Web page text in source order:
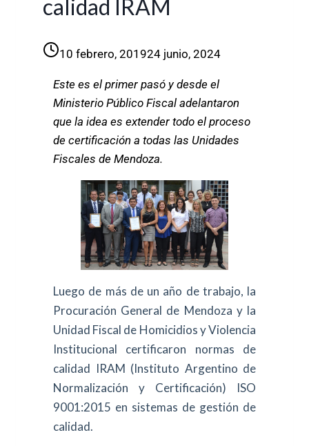
calidad IRAM
10 febrero, 201924 junio, 2024
Este es el primer pasó y desde el
Ministerio Público Fiscal adelantaron
que la idea es extender todo el proceso
de certificación a todas las Unidades
Fiscales de Mendoza.
Luego de más de un año de trabajo, la
Procuración General de Mendoza y la
Unidad Fiscal de Homicidios y Violencia
Institucional certificaron normas de
calidad IRAM (Instituto Argentino de
Normalización y Certificación) ISO
9001:2015 en sistemas de gestión de
calidad.